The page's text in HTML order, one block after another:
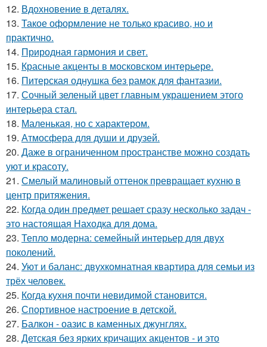
12. Вдохновение в деталях.
13. Такое оформление не только красиво, но и
практично.
14. Природная гармония и свет.
15. Красные акценты в московском интерьере.
16. Питерская однушка без рамок для фантазии.
17. Сочный зеленый цвет главным украшением этого
интерьера стал.
18. Маленькая, но с характером.
19. Атмосфера для души и друзей.
20. Даже в ограниченном пространстве можно создать
уют и красоту.
21. Смелый малиновый оттенок превращает кухню в
центр притяжения.
22. Когда один предмет решает сразу несколько задач -
это настоящая Находка для дома.
23. Тепло модерна: семейный интерьер для двух
поколений.
24. Уют и баланс: двухкомнатная квартира для семьи из
трёх человек.
25. Когда кухня почти невидимой становится.
26. Спортивное настроение в детской.
27. Балкон - оазис в каменных джунглях.
28. Детская без ярких кричащих акцентов - и это